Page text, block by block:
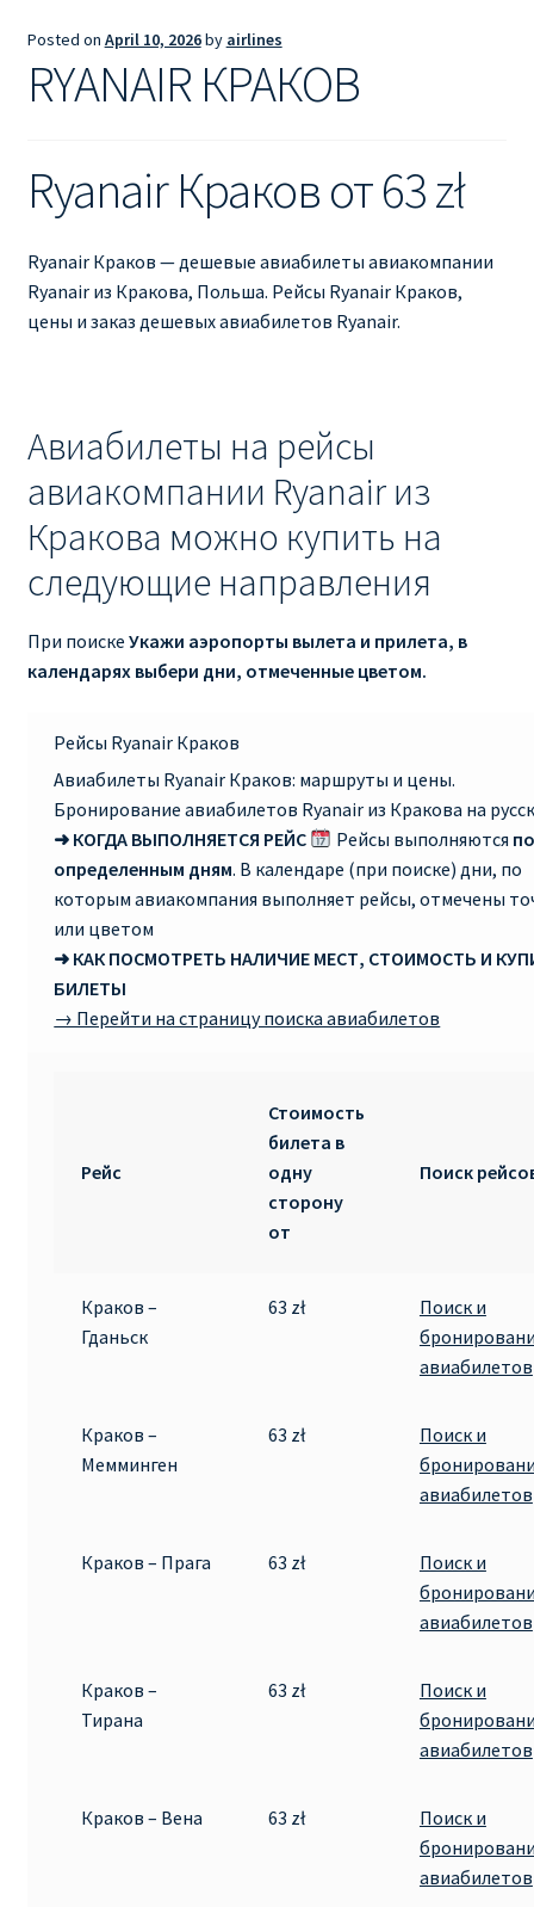
Ryanair из Тампере
RYANAIR ИЗ ЧЕХИИ | ПРАГА, ОСТРАВА, ПАРДУБИЦЕ,
Ryanair изменение имени
Ryanair изменения
Ryanair изменить дату
Ryanair Испания
RYANAIR ИТАЛИЯ
RYANAIR КУПИТЬ БИЛЕТЫ ENGLISH
Ryanair направления, акции
Ryanair ошибка в фамилии, имени
Ryanair пересадки
RYANAIR ПОДГОРИЦА, ЧЕРНОГОРИЯ
Ryanair Польша
RYANAIR ПОРТУГАЛИЯ
RYANAIR ТЕЛЬ-АВИВ, ЭЙЛАТ, ИЗРАИЛЬ
Ryanair Україна из Киева, Одессы, Львова, Харькова,
Херсона от € 15
Акции RYANAIR из Варшавы
Posted on April 10, 2026by airlines
RYANAIR КРАКОВ
Ryanair Краков от 63 zł
Ryanair Краков — дешевые авиабилеты авиакомпании
Ryanair из Кракова, Польша. Рейсы Ryanair Краков,
цены и заказ дешевых авиабилетов Ryanair.
Авиабилеты на рейсы
авиакомпании Ryanair из
Кракова можно купить на
следующие направления
При поиске Укажи аэропорты вылета и прилета, в
календарях выбери дни, отмеченные цветом.
Рейсы Ryanair Краков
Авиабилеты Ryanair Краков: маршруты и цены.
Бронирование авиабилетов Ryanair из Кракова на
➜ КОГДА ВЫПОЛНЯЕТСЯ РЕЙС
Рейсы выполняются по
определенным дням. В календаре (при поиске) дни, по
которым авиакомпания выполняет рейсы, отмечены
или цветом
➜ КАК ПОСМОТРЕТЬ НАЛИЧИЕ МЕСТ, СТОИМОСТЬ И
БИЛЕТЫ
→ Перейти на страницу поиска авиабилетов
Рейс
Стоимость
билета в
одну
сторону
от
Поиск
Краков –
Гданьск
63 zł
Поиск и
авиабилетов
Краков –
Мемминген
63 zł
Поиск и
авиабилетов
Краков – Прага 63 zł
Поиск и
авиабилетов
Краков –
Тирана
63 zł
Поиск и
авиабилетов
Краков – Вена 63 zł
Поиск и
авиабилетов